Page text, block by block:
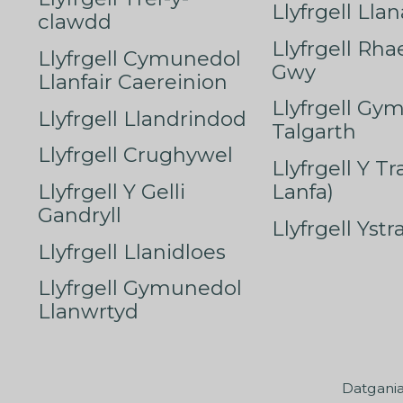
clawdd
Llyfrgell Cymunedol
Llanfair Caereinion
Llyfrgell Llandrindod
Llyfrgell Crughywel
Llyfrgell Y Gelli
Gandryll
Llyfrgell Llanidloes
Llyfrgell Gymunedol
Llanwrtyd
Llyfrgell
Llyfrgell
Gwy
Llyfrgell
Talgarth
Llyfrgell Y
Lanfa)
Llyfrgell